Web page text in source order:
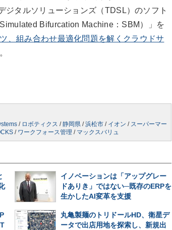
ジタルソリューションズ（TDSL）のソフト
Bifurcation Machine：SBM）」を
、組み合わせ最適化問題を解くクラウドサ
/ ロボティクス /静岡県 /浜松市 / イオン / スーパーマー
/ ワークフォース管理 / マックスバリュ
イノベーションは「アップグレー
ドありき」ではない─既存のERPを
生かしたAI変革を支援
丸亀製麺のトリドールHD、衛星デ
ータで出店用地を探索し、新規出